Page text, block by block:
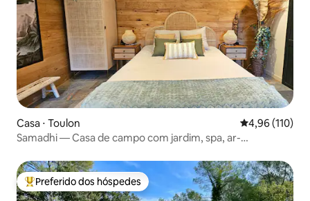
Casa ⋅ Toulon 4,96 de uma
4,96 (110)
Samadhi — Casa de campo com jardim, spa, ar-
Entre os melhores preferidos dos hóspedes
Preferido dos hóspedes